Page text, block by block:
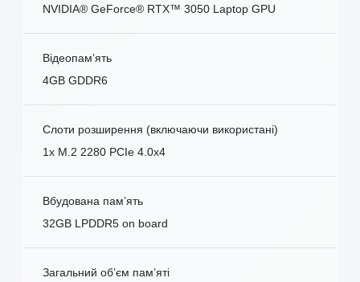
NVIDIA® GeForce® RTX™ 3050 Laptop GPU
Відеопам’ять
4GB GDDR6
Слоти розширення (включаючи використані)
1x M.2 2280 PCIe 4.0x4
Вбудована пам’ять
32GB LPDDR5 on board
Загальний об’єм пам’яті